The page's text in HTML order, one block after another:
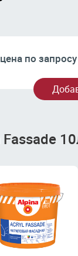
цена по запросу